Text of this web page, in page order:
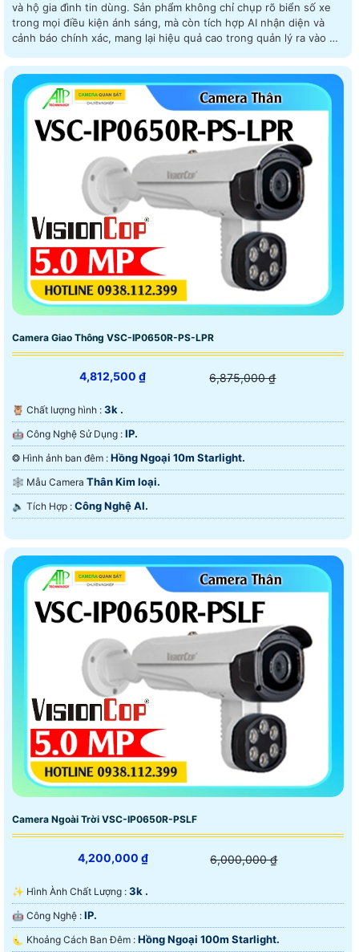
và hộ gia đình tin dùng. Sản phẩm không chỉ chụp rõ biển số xe
trong mọi điều kiện ánh sáng, mà còn tích hợp AI nhận diện và
cảnh báo chính xác, mang lại hiệu quả cao trong quản lý ra vào và
Camera Giao Thông VSC-IP0650R-PS-LPR
4,812,500 ₫ 6,875,000 ₫
🦉 Chất lượng hình : 3k .
🤖️ Công Nghệ Sử Dụng : IP.
❂ Hình ảnh ban đêm : Hồng Ngoại 10m Starlight.
🕸️ Mẫu Camera Thân Kim loại.
️🔈 Tích Hợp : Công Nghệ AI.
Camera Ngoài Trời VSC-IP0650R-PSLF
4,200,000 ₫ 6,000,000 ₫
✨ Hình Ành Chất Lượng : 3k .
🤖️ Công Nghệ : IP.
🌜 Khoảng Cách Ban Đêm : Hồng Ngoại 100m Starlight.